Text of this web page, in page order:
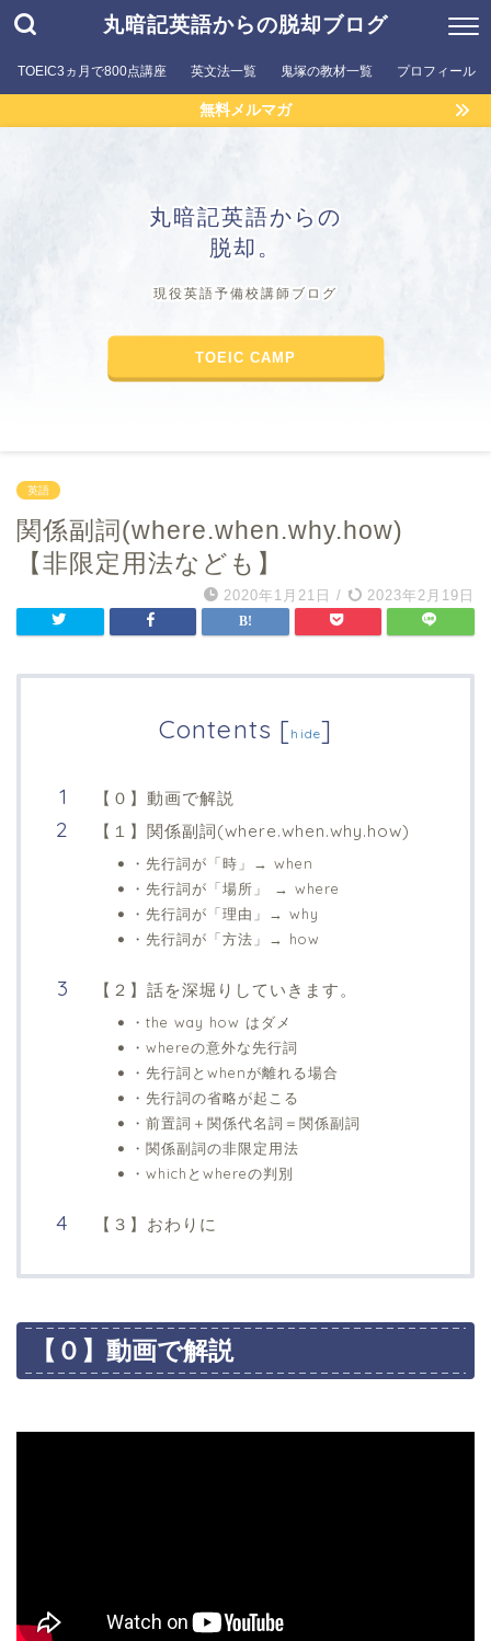
丸暗記英語からの脱却ブログ
TOEIC3ヵ月で800点講座 英文法一覧 鬼塚の教材一覧 プロフィール
無料メルマガ
丸暗記英語からの
脱却。
現役英語予備校講師ブログ
TOEIC CAMP
英語
関係副詞(where.when.why.how)
【非限定用法なども】
2020年1月21日 / 2023年2月19日
Contents [hide]
【０】動画で解説
【１】関係副詞(where.when.why.how)
・先行詞が「時」→ when
・先行詞が「場所」 → where
・先行詞が「理由」→ why
・先行詞が「方法」→ how
【２】話を深堀りしていきます。
・the way how はダメ
・whereの意外な先行詞
・先行詞とwhenが離れる場合
・先行詞の省略が起こる
・前置詞＋関係代名詞＝関係副詞
・関係副詞の非限定用法
・whichとwhereの判別
【３】おわりに
【０】動画で解説